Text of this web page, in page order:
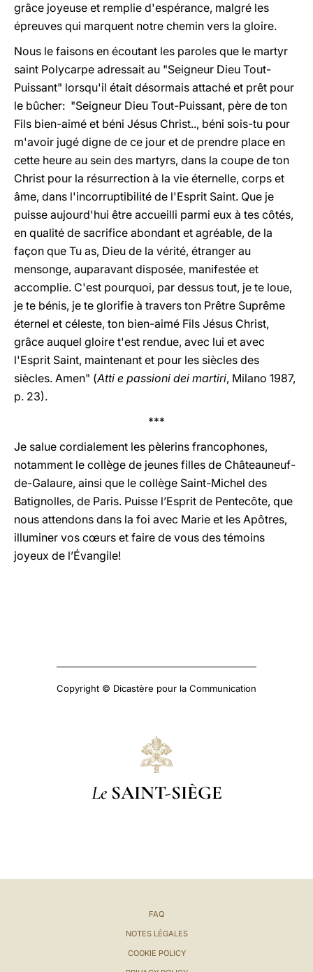
grâce joyeuse et remplie d'espérance, malgré les
épreuves qui marquent notre chemin vers la gloire.
Nous le faisons en écoutant les paroles que le martyr
saint Polycarpe adressait au "Seigneur Dieu Tout-
Puissant" lorsqu'il était désormais attaché et prêt pour
le bûcher: "Seigneur Dieu Tout-Puissant, père de ton
Fils bien-aimé et béni Jésus Christ.., béni sois-tu pour
m'avoir jugé digne de ce jour et de prendre place en
cette heure au sein des martyrs, dans la coupe de ton
Christ pour la résurrection à la vie éternelle, corps et
âme, dans l'incorruptibilité de l'Esprit Saint. Que je
puisse aujourd'hui être accueilli parmi eux à tes côtés,
en qualité de sacrifice abondant et agréable, de la
façon que Tu as, Dieu de la vérité, étranger au
mensonge, auparavant disposée, manifestée et
accomplie. C'est pourquoi, par dessus tout, je te loue,
je te bénis, je te glorifie à travers ton Prêtre Suprême
éternel et céleste, ton bien-aimé Fils Jésus Christ,
grâce auquel gloire t'est rendue, avec lui et avec
l'Esprit Saint, maintenant et pour les siècles des
siècles. Amen" (Atti e passioni dei martiri, Milano 1987,
p. 23).
***
Je salue cordialement les pèlerins francophones,
notamment le collège de jeunes filles de Châteauneuf-
de-Galaure, ainsi que le collège Saint-Michel des
Batignolles, de Paris. Puisse l’Esprit de Pentecôte, que
nous attendons dans la foi avec Marie et les Apôtres,
illuminer vos cœurs et faire de vous des témoins
joyeux de l’Évangile!
Copyright © Dicastère pour la Communication
Le SAINT-SIÈGE
FAQ
NOTES LÉGALES
COOKIE POLICY